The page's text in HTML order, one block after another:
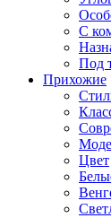
С
Под
Прихожие
Цвет